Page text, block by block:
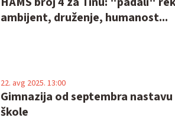
ambijent, druženje, humanost...
Gimnazija od septembra
škole
22. avg 2025. 13:00